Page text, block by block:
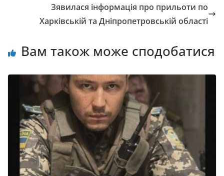
Зявилася інформація про прильоти по
Харківській та Дніпропетровській області
Вам також може сподобатися